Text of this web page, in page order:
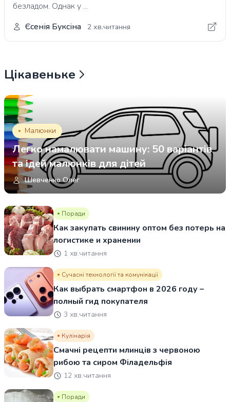
безладом. Однак у ...
Єсенія Буксіна
2 хв.читання
Цікавеньке
Малюнки
Легко намалювати машину: 50 варіантів
та ідей малюнків для дітей
Шевченко Олег
Поради
Как закупать свинину оптом без потерь на
логистике и хранении
1 хв.читання
Сучасні технології та комунікації
Как выбрать смартфон в 2026 году –
полный гид покупателя
3 хв.читання
Кулінарія
Смачні рецепти млинців з червоною
рибою та сиром Філадельфія
12 хв.читання
Поради